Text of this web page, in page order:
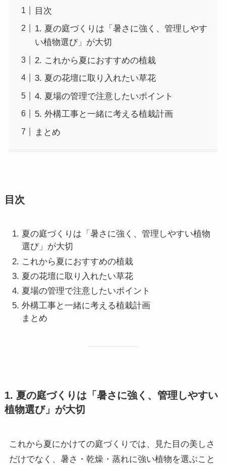
目次
1. 夏の庭づくりは「暑さに強く、管理しやす
い植物選び」が大切
2. これから夏におすすめの植栽
3. 夏の花壇に取り入れたい草花
4. 夏場の管理で注意したいポイント
5. 外構工事と一緒に考える植栽計画
まとめ
目次
夏の庭づくりは「暑さに強く、管理しやすい植物
選び」が大切
これから夏におすすめの植栽
夏の花壇に取り入れたい草花
夏場の管理で注意したいポイント
外構工事と一緒に考える植栽計画
まとめ
1. 夏の庭づくりは「暑さに強く、管理しやすい
植物選び」が大切
これから夏にかけての庭づくりでは、見た目の美しさ
だけでなく、暑さ・乾燥・蒸れに強い植物を選ぶこと